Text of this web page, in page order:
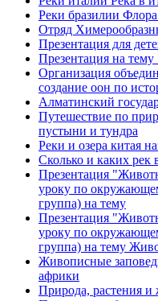
Реки бразилии
Отряд
Презентация для
Презентация на
Организация
создание оон по
Алматинский
Путешествие по
пустыни и тундра
Реки и озера китая
Сколько и каких рек
Презентация
уроку по
группа) на тему
Презентация
уроку по
группа) на тему
Живописные
африки
Природа, растения и